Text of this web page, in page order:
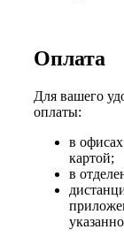
Оплата
Для вашего
оплаты:
в
картой;
в